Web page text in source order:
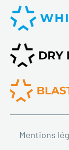
Mentions